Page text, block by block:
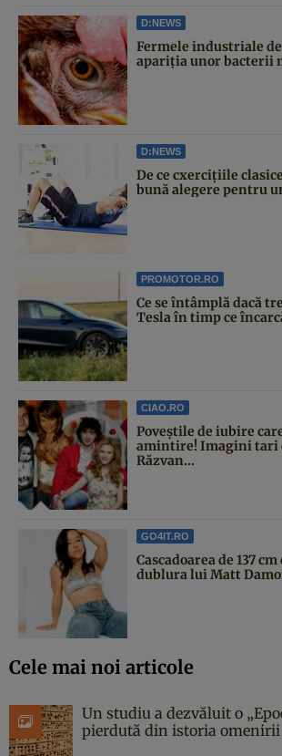
D:NEWS
Fermele industriale
apariția unor bacterii
D:NEWS
De ce cxercițiile
bună alegere pentru
PROMOTOR.RO
Ce se întâmplă dacă
Tesla în timp ce
CIAO.RO
Poveştile de iubire
amintire! Imagini tari
Răzvan...
GO4IT.RO
Cascadoarea de 137
dublura lui Matt
Cele mai noi articole
Un studiu a dezvăluit o
pierdută din istoria omenirii